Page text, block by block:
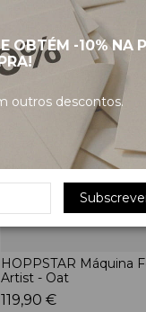
HOPPSTAR Máquina
Artist - Oat
119,90 €
OBTÉM -10%NA
outros descontos.